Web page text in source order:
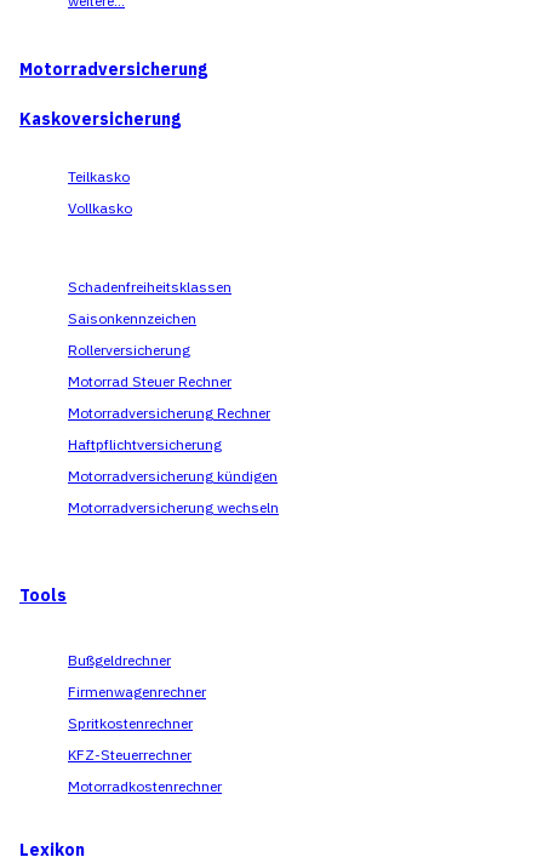
Motorradversicherung
Kaskoversicherung
Teilkasko
Vollkasko
Schadenfreiheitsklassen
Saisonkennzeichen
Rollerversicherung
Motorrad Steuer Rechner
Motorradversicherung Rechner
Haftpflichtversicherung
Motorradversicherung kündigen
Motorradversicherung wechseln
Tools
Bußgeldrechner
Firmenwagenrechner
Spritkostenrechner
KFZ-Steuerrechner
Motorradkostenrechner
Lexikon